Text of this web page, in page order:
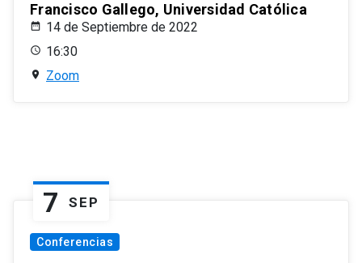
Francisco Gallego, Universidad Católica
14 de Septiembre de 2022
16:30
Zoom
7 SEP
Conferencias